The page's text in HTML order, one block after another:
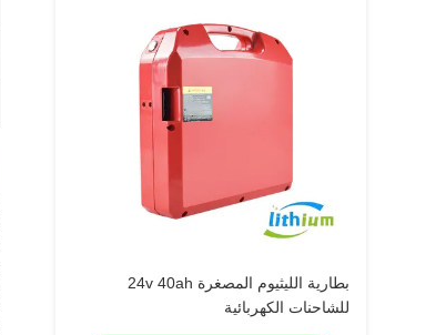
بطارية الليثيوم المصغرة 24v 40ah
للشاحنات الكهربائية